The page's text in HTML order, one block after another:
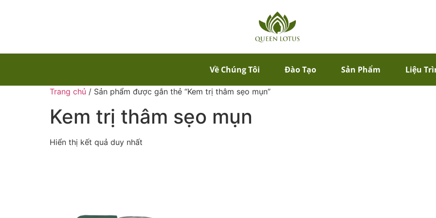
Về Chúng Tôi Đào Tạo Sản Phẩm Liệu
Trang chủ / Sản phẩm được gắn thẻ “Kem trị thâm sẹo mụn”
Kem trị thâm sẹo mụn
Hiển thị kết quả duy nhất